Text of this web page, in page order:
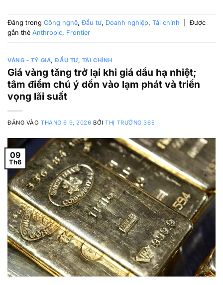
Đăng trong Công nghệ, Đầu tư, Doanh nghiệp, Tài chính
Được
gắn thẻ Anthropic, Frontier
VÀNG - TỶ GIÁ,ĐẦU TƯ, TÀI CHÍNH
Giá vàng tăng trở lại khi giá dầu hạ nhiệt;
tâm điểm chú ý dồn vào lạm phát và triển
vọng lãi suất
ĐĂNG VÀOTHÁNG 6 9, 2026 BỞITHỊ TRƯỜNG 365
09
Th6